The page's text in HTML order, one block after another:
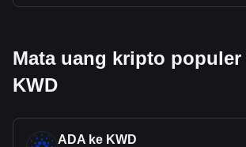
Mata uang kripto
KWD
ADA ke KWD